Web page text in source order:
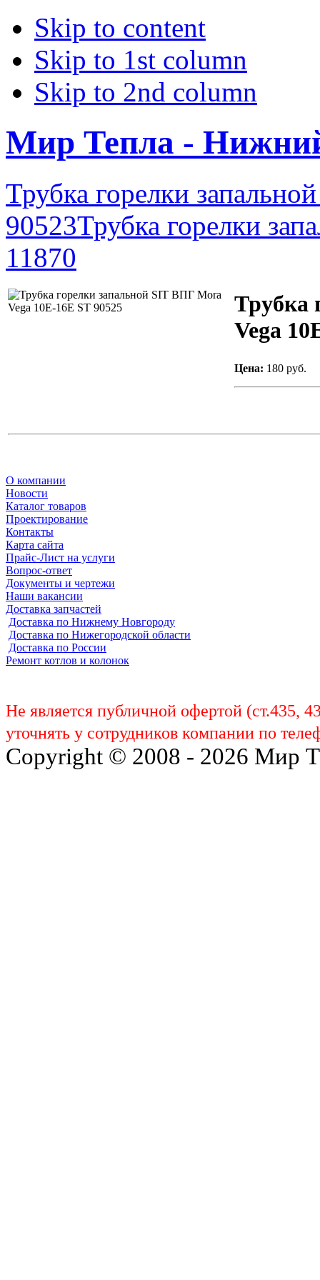
Skip to content
Skip to 1st column
Skip to 2nd column
Мир Тепла -
Трубка горелки
90523Трубка горелки
11870
Трубка
Vega
Цена: 180 руб.
О компании
Новости
Каталог товаров
Проектирование
Контакты
Карта сайта
Прайс-Лист на услуги
Вопрос-ответ
Документы и чертежи
Наши вакансии
Доставка запчастей
Доставка по Нижнему Новгороду
Доставка по Нижегородской области
Доставка по России
Ремонт котлов и колонок
Не является публичной офертой (ст.435,
уточнять у сотрудников компании по
Copyright © 2008 - 2026 Мир